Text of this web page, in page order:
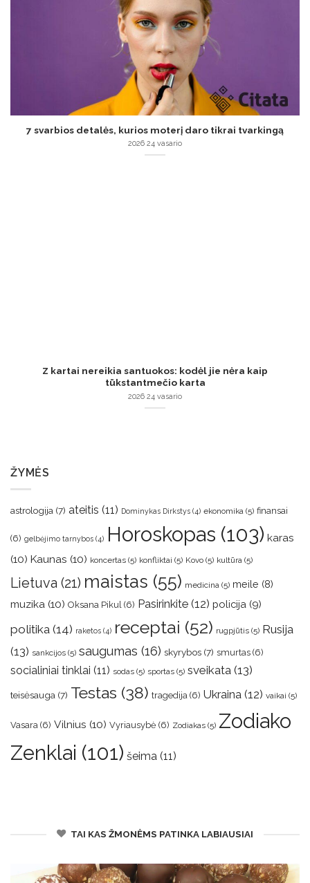
7 svarbios detalės, kurios moterį daro tikrai tvarkingą
2026 24 vasario
Z kartai nereikia santuokos: kodėl jie nėra kaip
tūkstantmečio karta
2026 24 vasario
ŽYMĖS
astrologija (7) ateitis (11) Dominykas Dirkstys (4) ekonomika (5) finansai
(6) gelbėjimo tarnybos (4) Horoskopas (103) karas
(10) Kaunas (10) koncertas (5) konfliktai (5) Kovo (5) kultūra (5)
Lietuva (21) maistas (55) medicina (5) meile (8)
muzika (10) Oksana Pikul (6) Pasirinkite (12) policija (9)
politika (14) raketos (4) receptai (52) rugpjūtis (5) Rusija
(13) sankcijos (5) saugumas (16) skyrybos (7) smurtas (6)
socialiniai tinklai (11) sodas (5) sportas (5) sveikata (13)
teisėsauga (7) Testas (38) tragedija (6) Ukraina (12) vaikai (5)
Vasara (6) Vilnius (10) Vyriausybė (6) Zodiakas (5) Zodiako
Zenklai (101) šeima (11)
TAI KAS ŽMONĖMS PATINKA LABIAUSIAI